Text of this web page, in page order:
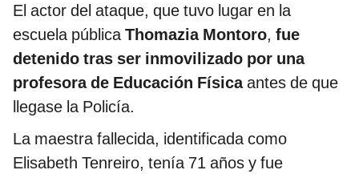
El actor del ataque, que tuvo lugar en la
escuela públicaThomazia Montoro, fue
detenido tras ser inmovilizado por una
profesora de Educación Físicaantes de que
llegase la Policía.
La maestra fallecida, identificada como
Elisabeth Tenreiro, tenía 71 años y fue